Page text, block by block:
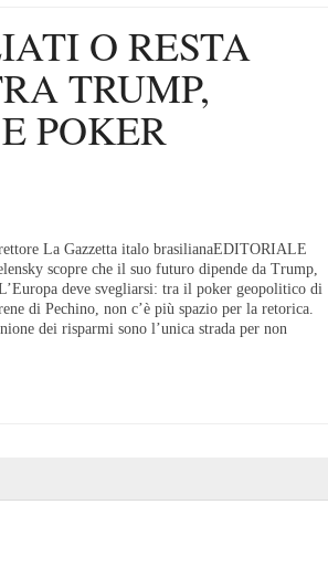
O RESTA
TRUMP,
POKER
La Gazzetta italo brasilianaEDITORIALE
scopre che il suo futuro dipende da Trump,
deve svegliarsi: tra il poker geopolitico di
di Pechino, non c’è più spazio per la retorica.
dei risparmi sono l’unica strada per non